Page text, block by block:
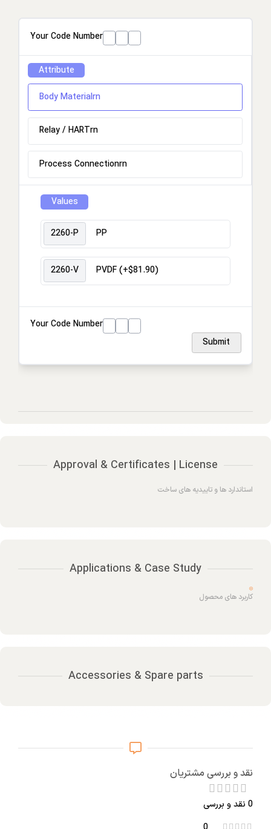
Your Code Number
Attribute
Body Materialrn
Relay / HARTrn
Process Connectionrn
Values
2260-P PP
2260-V PVDF (+$81.90)
Your Code Number
Submit
Approval & Certificates | License
استاندارد ها و تاییدیه های ساخت
Applications & Case Study
کاربرد های محصول
Accessories & Spare parts
نقد و بررسی مشتریان
0 نقد و بررسی